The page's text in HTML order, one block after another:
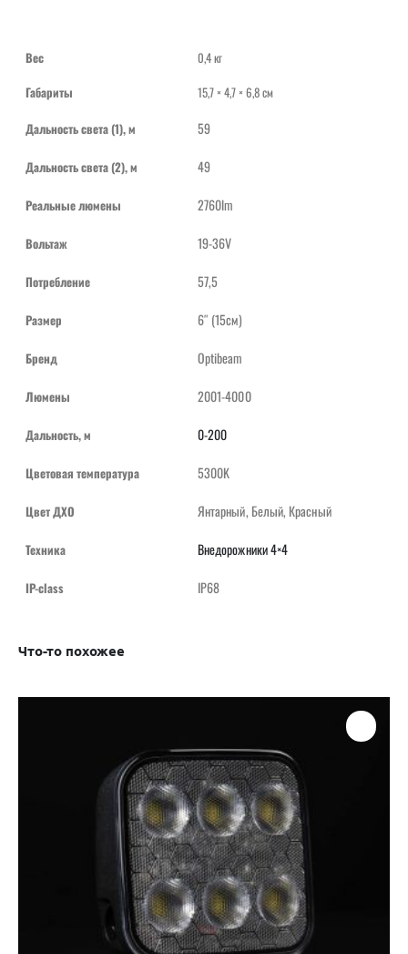
Вес
0,4 кг
Габариты
15,7 × 4,7 × 6,8 см
Дальность света (1), м
59
Дальность света (2), м 49
Реальные люмены 2760lm
Вольтаж 19-36V
Потребление 57,5
Размер 6″ (15см)
Бренд Optibeam
Люмены 2001-4000
Дальность, м 0-200
Цветовая температура 5300K
Цвет ДХО Янтарный, Белый, Красный
Техника Внедорожники 4×4
IP-class IP68
Что-то похожее